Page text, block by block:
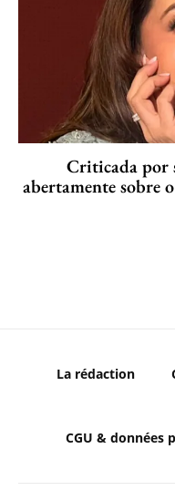
Criticada por
abertamente sobre
La rédaction
CGU & données